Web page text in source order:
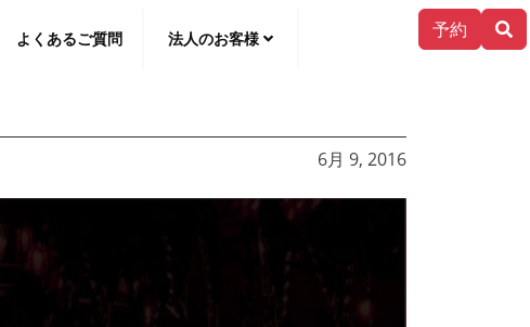
予約
よくあるご質問 法人のお客様
6月 9, 2016